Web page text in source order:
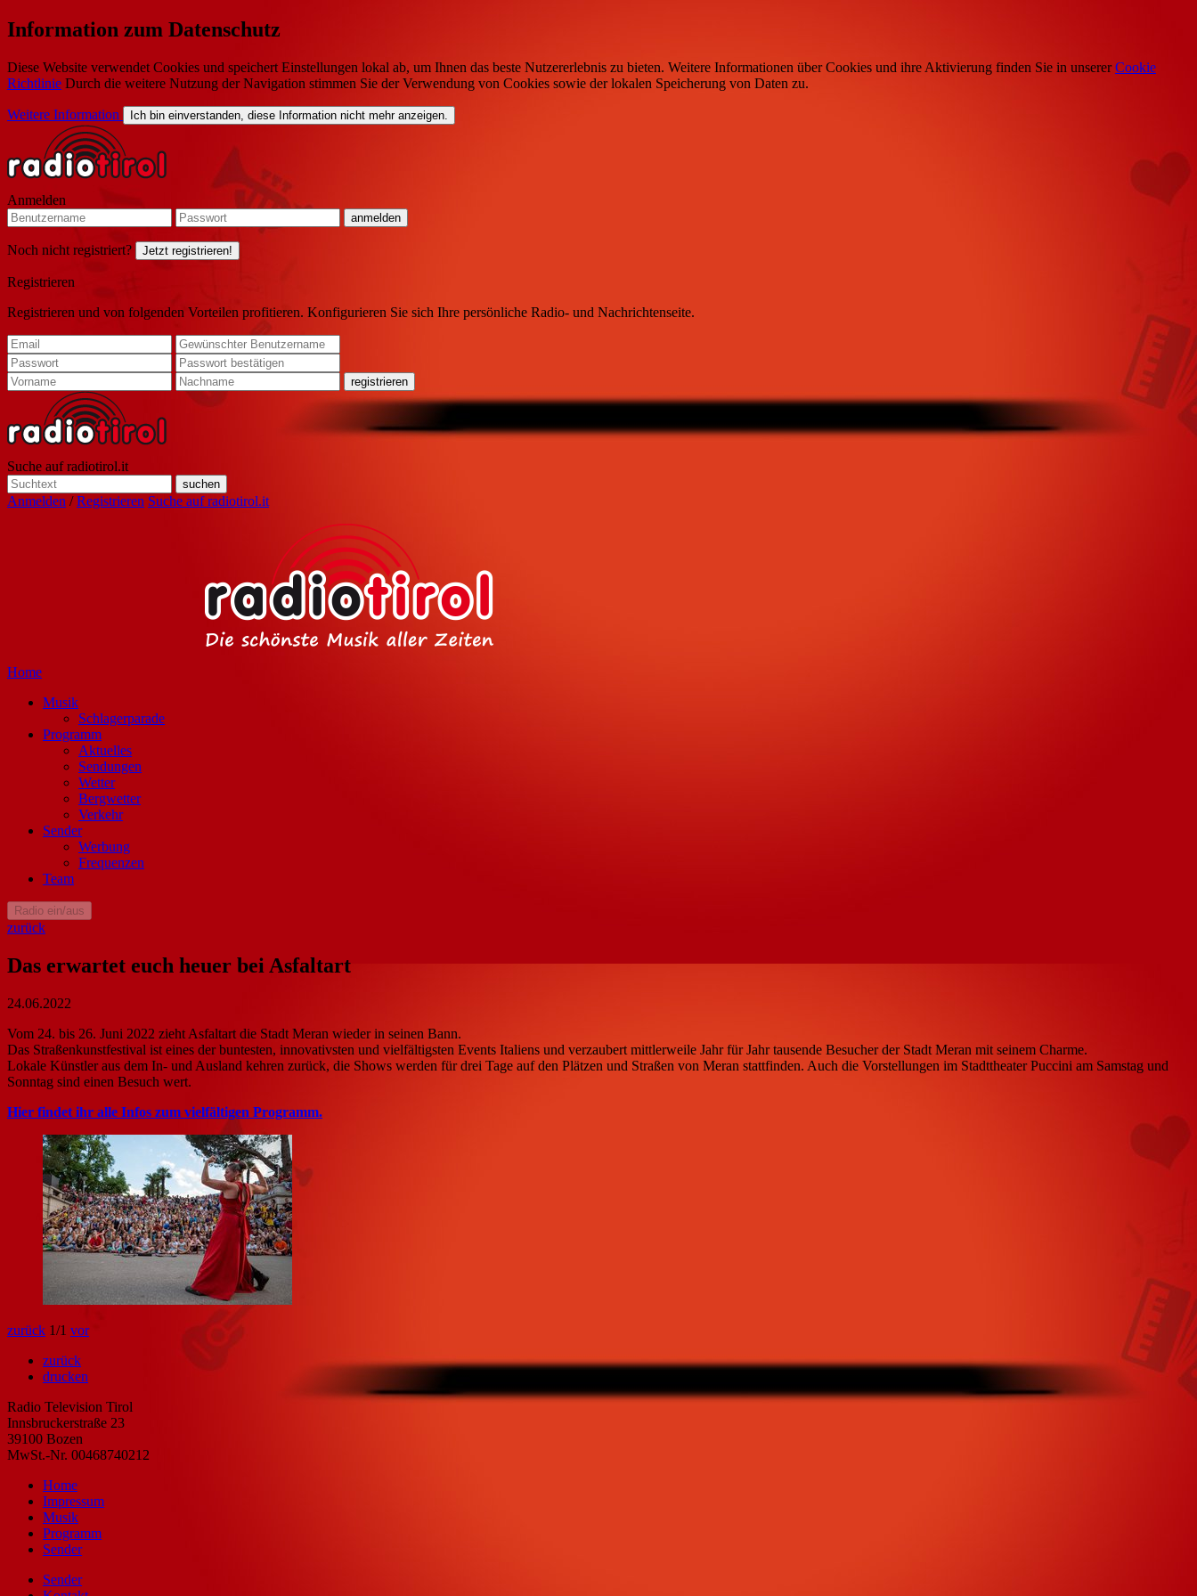
Information zum Datenschutz
Diese Website verwendet Cookies und speichert Einstellungen lokal ab, um Ihnen das beste Nutzererlebnis zu bieten. Weitere Informationen über Cookies und ihre Aktivierung finden Sie in unsererCookie
Richtlinie Durch die weitere Nutzung der Navigation stimmen Sie der Verwendung von Cookies sowie der lokalen Speicherung von Daten zu.
Weitere Information Ich bin einverstanden, diese Information nicht mehr anzeigen.
Anmelden
Noch nicht registriert? Jetzt registrieren!
Registrieren
Registrieren und von folgenden Vorteilen profitieren. Konfigurieren Sie sich Ihre persönliche Radio- und Nachrichtenseite.
Suche auf radiotirol.it
Anmelden /Registrieren Suche auf radiotirol.it
Home
Musik
Schlagerparade
Programm
Aktuelles
Sendungen
Wetter
Bergwetter
Verkehr
Sender
Werbung
Frequenzen
Team
Radio ein/aus
zurück
Das erwartet euch heuer bei Asfaltart
24.06.2022
Vom 24. bis 26. Juni 2022 zieht Asfaltart die Stadt Meran wieder in seinen Bann.
Das Straßenkunstfestival ist eines der buntesten, innovativsten und vielfältigsten Events Italiens und verzaubert mittlerweile Jahr für Jahr tausende Besucher der Stadt Meran mit seinem Charme.
Lokale Künstler aus dem In- und Ausland kehren zurück, die Shows werden für drei Tage auf den Plätzen und Straßen von Meran stattfinden. Auch die Vorstellungen im Stadttheater Puccini am Samstag und
Sonntag sind einen Besuch wert.
Hier findet ihr alle Infos zum vielfältigen Programm.
zurück 1/1 vor
zurück
drucken
Radio Television Tirol
Innsbruckerstraße 23
39100 Bozen
MwSt.-Nr. 00468740212
Home
Impressum
Musik
Programm
Sender
Sender